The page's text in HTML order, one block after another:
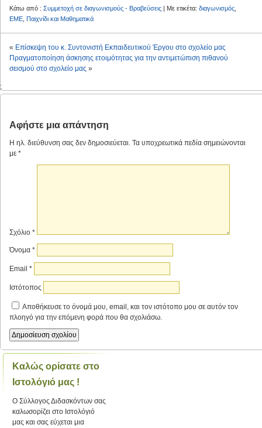
Κάτω από : Συμμετοχή σε διαγωνισμούς - Βραβεύσεις | Με ετικέτα: διαγωνισμός
ΕΜΕ Παιχνίδι και Μαθηματικά
« Επίσκεψη του κ. Συντονιστή Εκπαιδευτικού Έργου στο σχολείο μας
Πραγματοποίηση άσκησης ετοιμότητας για την αντιμετώπιση πιθανού
σεισμού στο σχολείο μας »
;
Αφήστε μια απάντηση
Η ηλ. διεύθυνση σας δεν δημοσιεύεται. Τα υποχρεωτικά πεδία σημειώνονται
με *
Σχόλιο *
Όνομα *
Email *
Ιστότοπος
Αποθήκευσε το όνομά μου, email, και τον ιστότοπο μου σε αυτόν τον
πλοηγό για την επόμενη φορά που θα σχολιάσω.
Καλώς ορίσατε στο
Ιστολόγιό μας !
Ο Σύλλογος Διδασκόντων σας
καλωσορίζει στο Ιστολόγιό
μας και σας εύχεται μια